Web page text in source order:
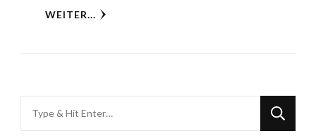
WEITER...